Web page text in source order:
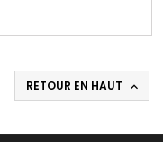
RETOUR EN HAUT 